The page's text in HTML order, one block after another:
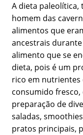
A dieta
homem das
alimentos que
ancestrais
alimento que se
dieta, pois é um
rico em nutrientes
consumido
preparação de
saladas,
pratos principais,